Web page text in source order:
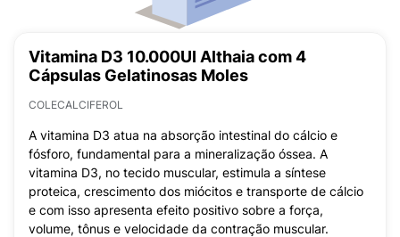
Vitamina D3 10.000UI Althaia com 4
Cápsulas Gelatinosas Moles
COLECALCIFEROL
A vitamina D3 atua na absorção intestinal do cálcio e
fósforo, fundamental para a mineralização óssea. A
vitamina D3, no tecido muscular, estimula a síntese
proteica, crescimento dos miócitos e transporte de cálcio
e com isso apresenta efeito positivo sobre a força,
volume, tônus e velocidade da contração muscular.